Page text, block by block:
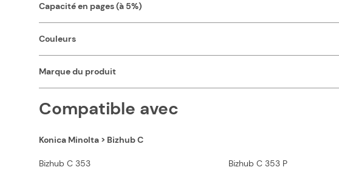
Capacité en pages (à 5%)
Couleurs
Marque du produit
Compatible avec
Konica Minolta > Bizhub C
Bizhub C 353 Bizhub C 353 P